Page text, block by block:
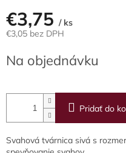
€3,75 / ks
€3,05 bez DPH
cena:
Na objednávku
Pridať do
Svahová tvárnica sivá s